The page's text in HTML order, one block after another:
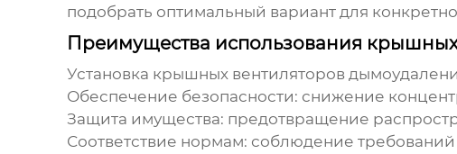
подобрать оптимальный вариант для
Преимущества использования
Установка крышных вентиляторов
Обеспечение безопасности: снижение
Защита имущества: предотвращение
Соответствие нормам: соблюдение